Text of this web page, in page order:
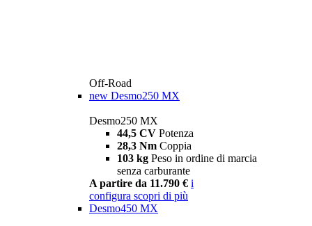
Off-Road
new Desmo250 MX
Desmo250 MX
44,5 CV Potenza
28,3 Nm Coppia
103 kg Peso in ordine di marcia
senza carburante
A partire da 11.790 € i
configura scopri di più
Desmo450 MX